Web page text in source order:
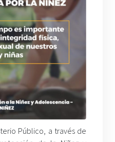
Público, a través de